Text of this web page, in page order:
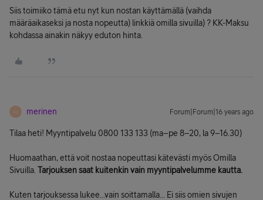
Siis toimiiko tämä etu nyt kun nostan käyttämällä (vaihda
määräaikaseksi ja nosta nopeutta) linkkiä omilla sivuilla) ? KK-Maksu
kohdassa ainakin näkyy eduton hinta.
M merinen Forum|Forum|16 years ago
Tilaa heti! Myyntipalvelu 0800 133 133 (ma–pe 8–20, la 9–16.30)
Huomaathan, että voit nostaa nopeuttasi kätevästi myös Omilla
Sivuilla. Tarjouksen saat kuitenkin vain myyntipalvelumme kautta.
Kuten tarjouksessa lukee...vain soittamalla... Ei siis omien sivujen